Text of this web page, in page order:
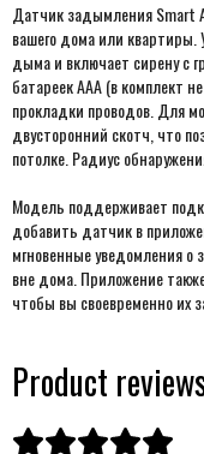
Датчик задымления Smart
вашего дома или квартиры.
дыма и включает сирену с
батареек AAA (в комплект
прокладки проводов. Для
двусторонний скотч, что
потолке. Радиус
Модель поддерживает
добавить датчик в
мгновенные уведомления
вне дома. Приложение
чтобы вы своевременно их
Product